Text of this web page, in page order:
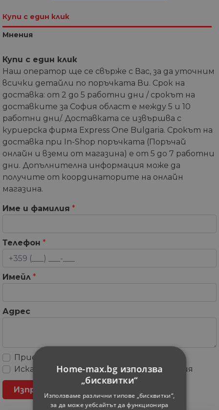
Купи с един клик
Мнения
Купи с един клик
Наш оператор ще се свърже с Вас, за да уточним
всички детайли по поръчката Ви. Срок на
доставка: от 2 до 5 работни дни / срокът на
доставките за София област е между 5 и 10
работни дни/. Доставката се извършва с
куриерска фирма Express One Bulgaria. Срокът на
доставка при In-Shop поръчката (Поръчай
онлайн и вземи от магазина) е от 5 до 7 работни
дни. Допълнителна информация може да
получите от координаторите на онлайн
магазина.
Име и фамилия *
Телефон *
Имейл *
Адрес
Приемам
Искам да получавам рекламни съобщения
Home-max.bg използва
„бисквитки“
Използваме различни типове „бисквитки“,
за да може уебсайтът да функционира